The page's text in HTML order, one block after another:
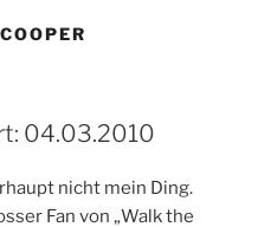
04.03.2010
nicht mein Ding.
Fan von „Walk the